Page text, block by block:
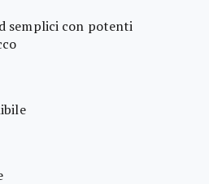
semplici con potenti